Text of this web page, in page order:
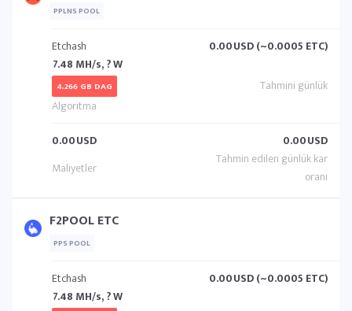
PPLNS POOL
Etchash
7.48 MH/s, ? W
4.266 GB DAG
0.00USD (~0.0005 ETC)
0.00USD 0.00USD
F2POOL ETC
PPS POOL
Etchash
7.48 MH/s, ? W
0.00USD (~0.0005 ETC)